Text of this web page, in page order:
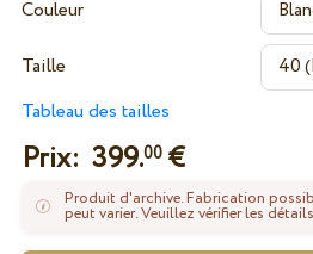
Couleur
Taille
Tableau des tailles
Prix: 399.00€
Produit d'archive. Fabrication
peut varier. Veuillez vérifier les